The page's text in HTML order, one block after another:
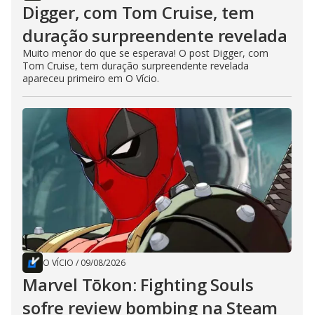
Digger, com Tom Cruise, tem
duração surpreendente revelada
Muito menor do que se esperava! O post Digger, com
Tom Cruise, tem duração surpreendente revelada
apareceu primeiro em O Vício.
O VÍCIO / 09/08/2026
Marvel Tōkon: Fighting Souls
sofre review bombing na Steam